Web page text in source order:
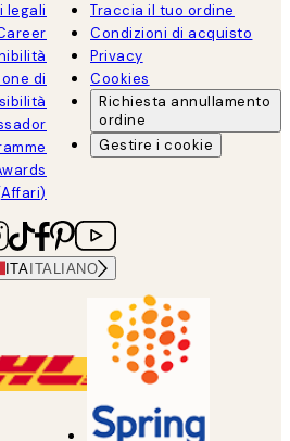
legali
di
Traccia il tuo ordine
Condizioni di acquisto
Privacy
Cookies
Richiesta annullamento
ordine
Gestire i cookie
ITAITALIANO